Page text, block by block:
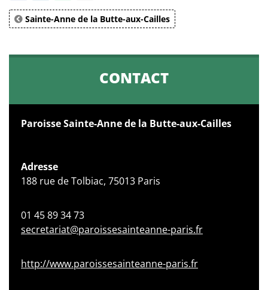
Sainte-Anne de la Butte-aux-Cailles
CONTACT
Paroisse Sainte-Anne de la Butte-aux-Cailles
Adresse
188 rue de Tolbiac, 75013 Paris
01 45 89 34 73
secretariat@paroissesainteanne-paris.fr
http://www.paroissesainteanne-paris.fr